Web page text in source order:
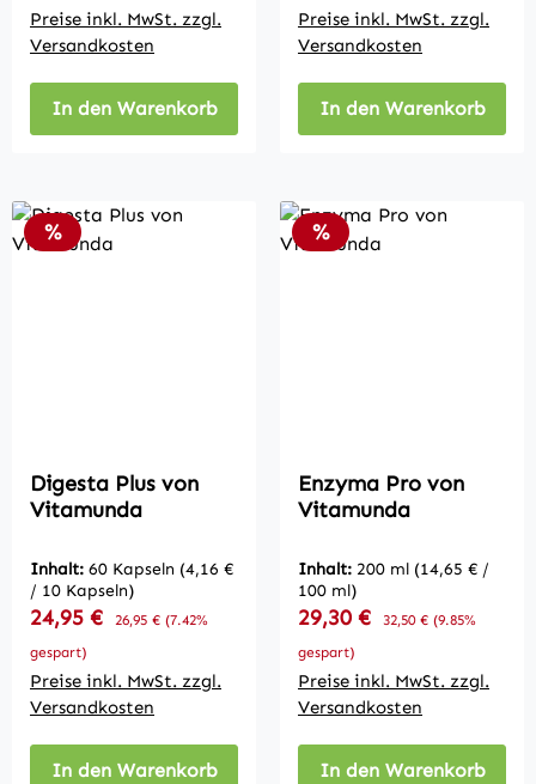
Preise inkl. MwSt. zzgl.
Versandkosten
In den Warenkorb
Preise inkl. MwSt. zzgl.
Versandkosten
In den Warenkorb
Rabatt
%
Digesta Plus von
Vitamunda
Inhalt: 60 Kapseln (4,16 €
/ 10 Kapseln)
Verkaufspreis:
24,95 € Regulärer Preis:
26,95 € (7.42%
gespart)
Preise inkl. MwSt. zzgl.
Versandkosten
In den Warenkorb
Rabatt
%
Enzyma Pro von
Vitamunda
Inhalt: 200 ml (14,65 € /
100 ml)
Verkaufspreis:
29,30 € Regulärer Preis:
32,50 € (9.85%
gespart)
Preise inkl. MwSt. zzgl.
Versandkosten
In den Warenkorb